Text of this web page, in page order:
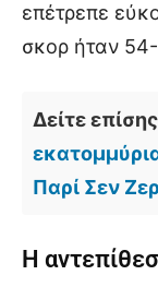
επέτρεπε
σκορ ήταν
Δείτε
Παρί Σεν
Η